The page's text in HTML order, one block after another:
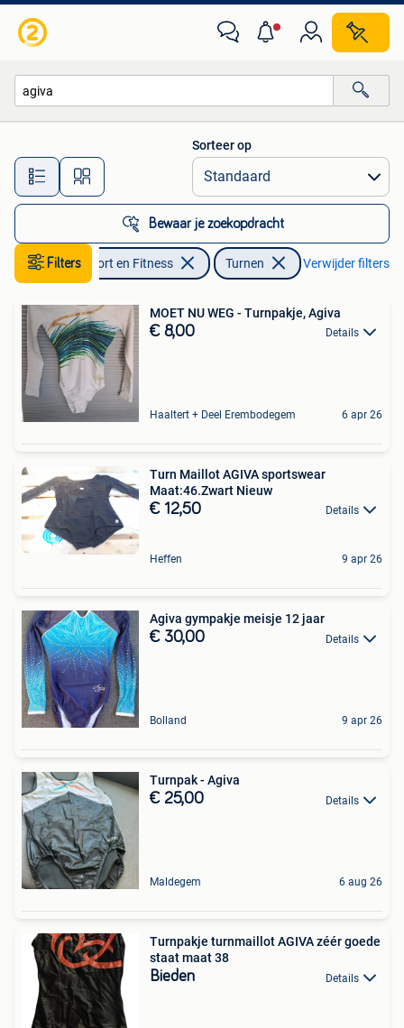
Alle afstanden…
Sorteer op
Bewaar je zoekopdracht
Filters Sport en Fitness Turnen Verwijder filters
MOET NU WEG - Turnpakje, Agiva
€ 8,00 Details
Haaltert + Deel Erembodegem 6 apr 26
Turn Maillot AGIVA sportswear
Maat:46.Zwart Nieuw
€ 12,50 Details
Heffen 9 apr 26
Agiva gympakje meisje 12 jaar
€ 30,00 Details
Bolland 9 apr 26
Turnpak - Agiva
€ 25,00 Details
Maldegem 6 aug 26
Turnpakje turnmaillot AGIVA zéér goede
staat maat 38
Bieden Details